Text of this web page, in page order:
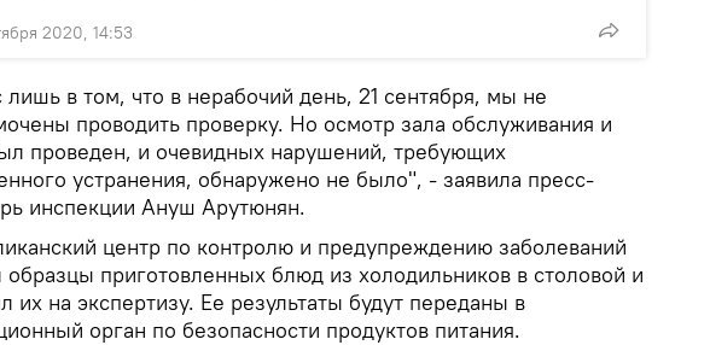
2020, 14:53
лишь в том, что в нерабочий день, 21 сентября, мы не
проводить проверку. Но осмотр зала обслуживания и
проведен, и очевидных нарушений, требующих
устранения, обнаружено не было", - заявила пресс-
инспекции Ануш Арутюнян.
центр по контролю и предупреждению заболеваний
образцы приготовленных блюд из холодильников в столовой и
их на экспертизу. Ее результаты будут переданы в
орган по безопасности продуктов питания.